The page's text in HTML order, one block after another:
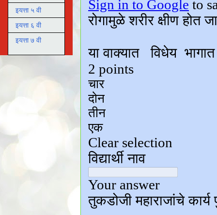
इयत्ता ५ वी
इयत्ता ६ वी
इयत्ता ७ वी